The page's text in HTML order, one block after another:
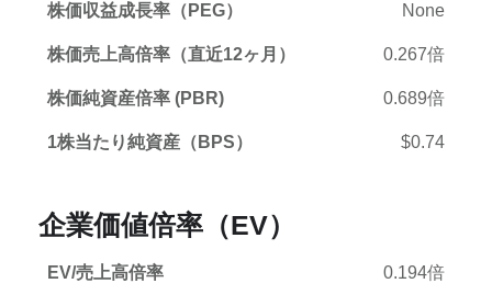
株価収益成長率（PEG） None
株価売上高倍率（直近12ヶ月） 0.267倍
株価純資産倍率 (PBR) 0.689倍
1株当たり純資産（BPS） $0.74
企業価値倍率（EV）
EV/売上高倍率 0.194倍